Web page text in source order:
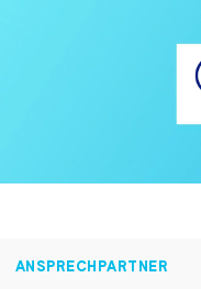
ANSPRECHPARTNER